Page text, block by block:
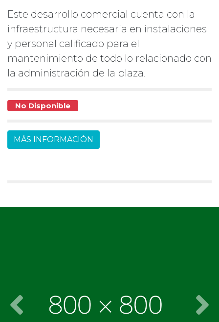
Este desarrollo comercial cuenta con la
infraestructura necesaria en instalaciones
y personal calificado para el
mantenimiento de todo lo relacionado con
la administración de la plaza.
No Disponible
MÁS INFORMACIÓN
Previous